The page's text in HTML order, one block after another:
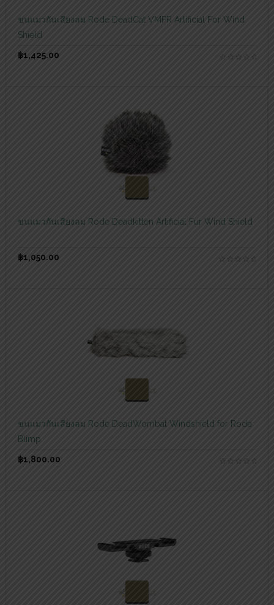
ขนแมวกันเสียงลม Rode DeadCat VMPR Artificial For Wind
Shield
฿1,425.00
สอบถามและสั่งซื้อสินค้า
ขนแมวกันเสียงลม Rode Deadkitten Artificial Fur Wind Shield
฿1,050.00
ขนแมวกันเสียงลม Rode DeadWombat Windshield for Rode
Blimp
฿1,800.00